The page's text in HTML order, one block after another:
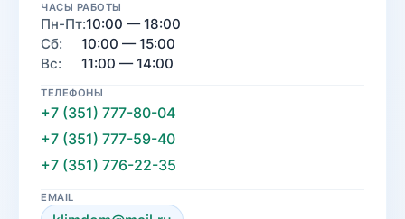
ЧАСЫ РАБОТЫ
Пн-Пт:10:00 — 18:00
Сб:
10:00 — 15:00
Вс:
11:00 — 14:00
ТЕЛЕФОНЫ
+7 (351) 777-80-04
+7 (351) 777-59-40
+7 (351) 776-22-35
EMAIL